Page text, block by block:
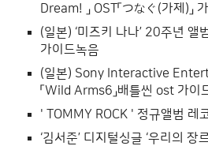
Dream! 」 OST「つなぐ(가제)」
(일본) ‘미즈키 나나’ 20주년 앨
가이드녹음
(일본) Sony Interactive
「Wild Arms6」배틀씬 ost 가이
' TOMMY ROCK ' 정규앨범 레
‘김서준’ 디지털싱글 ‘우리의 장